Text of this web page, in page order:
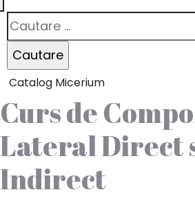
Catalog Micerium
Curs de
Lateral Direct
Indirect